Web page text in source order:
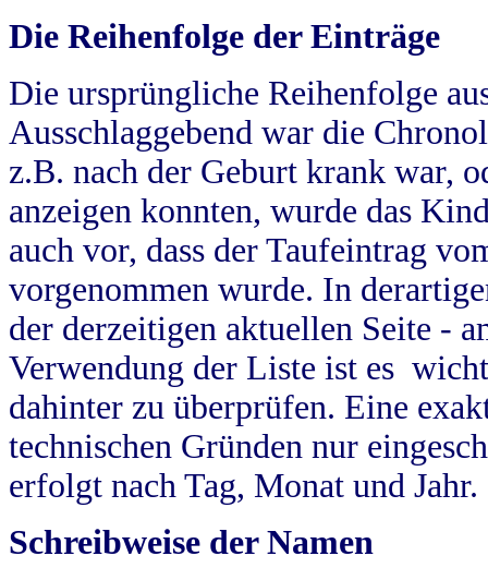
Die Reihenfolge der Einträge
Die ursprüngliche Reihenfolge
Ausschlaggebend war die
z.B. nach der Geburt krank war,
anzeigen konnten, wurde das
auch vor, dass der Taufeintrag
vorgenommen wurde. In
der derzeitigen aktuellen Seite -
Verwendung der Liste ist es
dahinter zu überprüfen. Eine
technischen Gründen nur
erfolgt nach Tag, Monat und Jahr.
Schreibweise der Namen